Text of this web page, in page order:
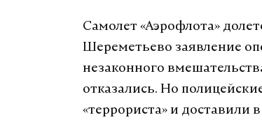
Самолет «Аэрофлота»
Шереметьево заявление
незаконного
отказались. Но
«террориста» и доставили